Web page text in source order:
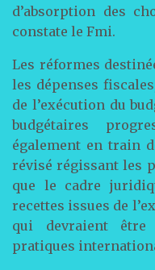
d’absorption des
constate le Fmi.
Les réformes
les dépenses
de l’exécution du
budgétaires
également en train
révisé régissant les
que le cadre
recettes issues de
qui devraient être
pratiques